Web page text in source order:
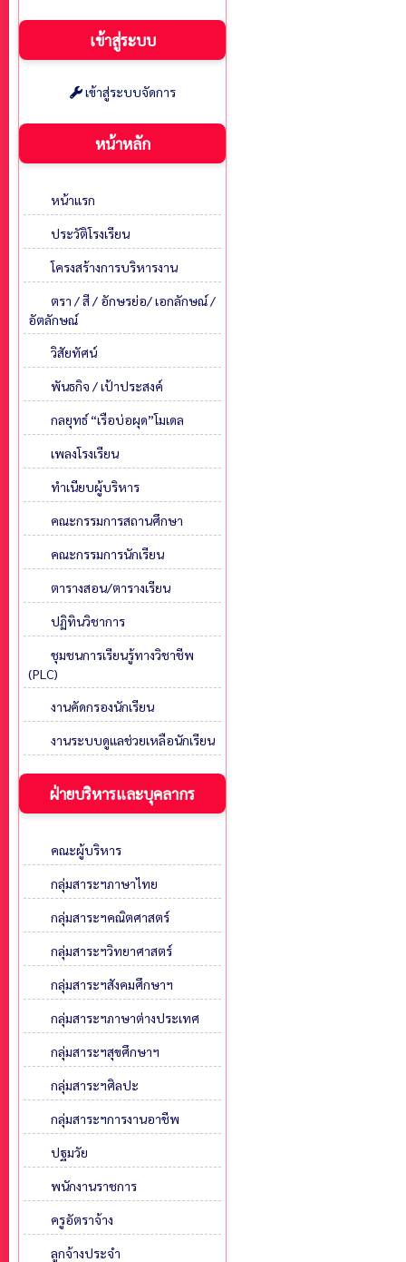
เข้าสู่ระบบ
เข้าสู่ระบบจัดการ
หน้าหลัก
หน้าแรก
ประวัติโรงเรียน
โครงสร้างการบริหารงาน
ตรา / สี / อักษรย่อ/ เอกลักษณ์ /
อัตลักษณ์
วิสัยทัศน์
พันธกิจ / เป้าประสงค์
กลยุทธ์ “เรือบ่อผุด”โมเดล
เพลงโรงเรียน
ทำเนียบผู้บริหาร
คณะกรรมการสถานศึกษา
คณะกรรมการนักเรียน
ตารางสอน/ตารางเรียน
ปฏิทินวิชาการ
ชุมชนการเรียนรู้ทางวิชาชีพ
(PLC)
งานคัดกรองนักเรียน
งานระบบดูแลช่วยเหลือนักเรียน
ฝ่ายบริหารและบุคลากร
คณะผู้บริหาร
กลุ่มสาระฯภาษาไทย
กลุ่มสาระฯคณิตศาสตร์
กลุ่มสาระฯวิทยาศาสตร์
กลุ่มสาระฯสังคมศึกษาฯ
กลุ่มสาระฯภาษาต่างประเทศ
กลุ่มสาระฯสุขศึกษาฯ
กลุ่มสาระฯศิลปะ
กลุ่มสาระฯการงานอาชีพ
ปฐมวัย
พนักงานราชการ
ครูอัตราจ้าง
ลูกจ้างประจำ